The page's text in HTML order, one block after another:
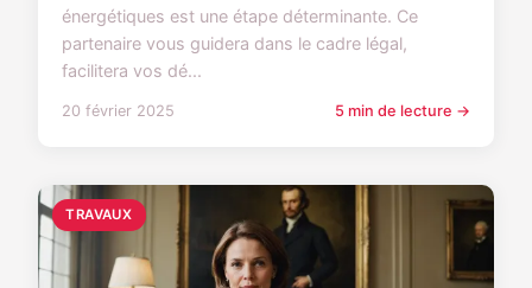
énergétiques est une étape déterminante. Ce
partenaire vous guidera dans le cadre légal,
facilitera vos dé...
20 février 2025 5 min de lecture →
TRAVAUX